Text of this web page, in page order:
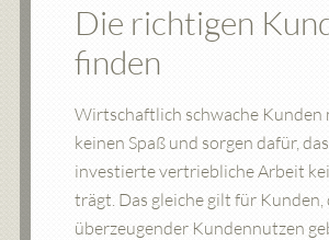
Die richtigen
finden
Wirtschaftlich schwache Kunden
keinen Spaß und sorgen dafür,
investierte vertriebliche Arbeit
trägt. Das gleiche gilt für Kunden,
überzeugender Kundennutzen